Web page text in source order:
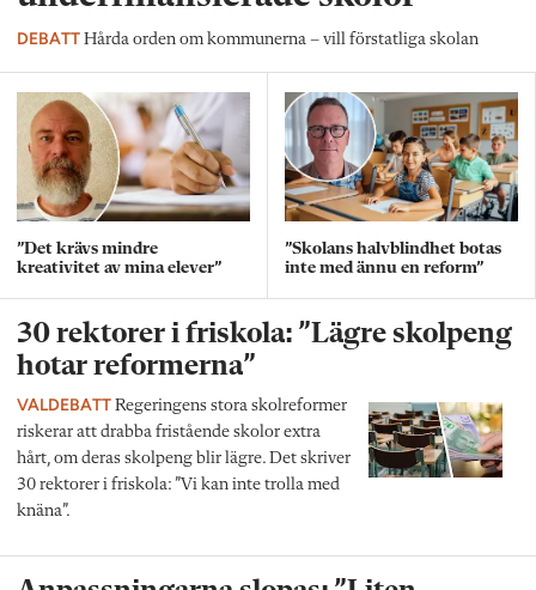
DEBATT Hårda orden om kommunerna – vill förstatliga skolan
”Det krävs mindre
kreativitet av mina elever”
”Skolans halvblindhet botas
inte med ännu en reform”
30 rektorer i friskola: ”Lägre skolpeng
hotar reformerna”
VALDEBATT Regeringens stora skolreformer
riskerar att drabba fristående skolor extra
hårt, om deras skolpeng blir lägre. Det skriver
30 rektorer i friskola: ”Vi kan inte trolla med
knäna”.